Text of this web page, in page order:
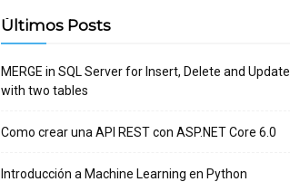
Últimos Posts
MERGE in SQL Server for Insert, Delete and Update
with two tables
Como crear una API REST con ASP.NET Core 6.0
Introducción a Machine Learning en Python